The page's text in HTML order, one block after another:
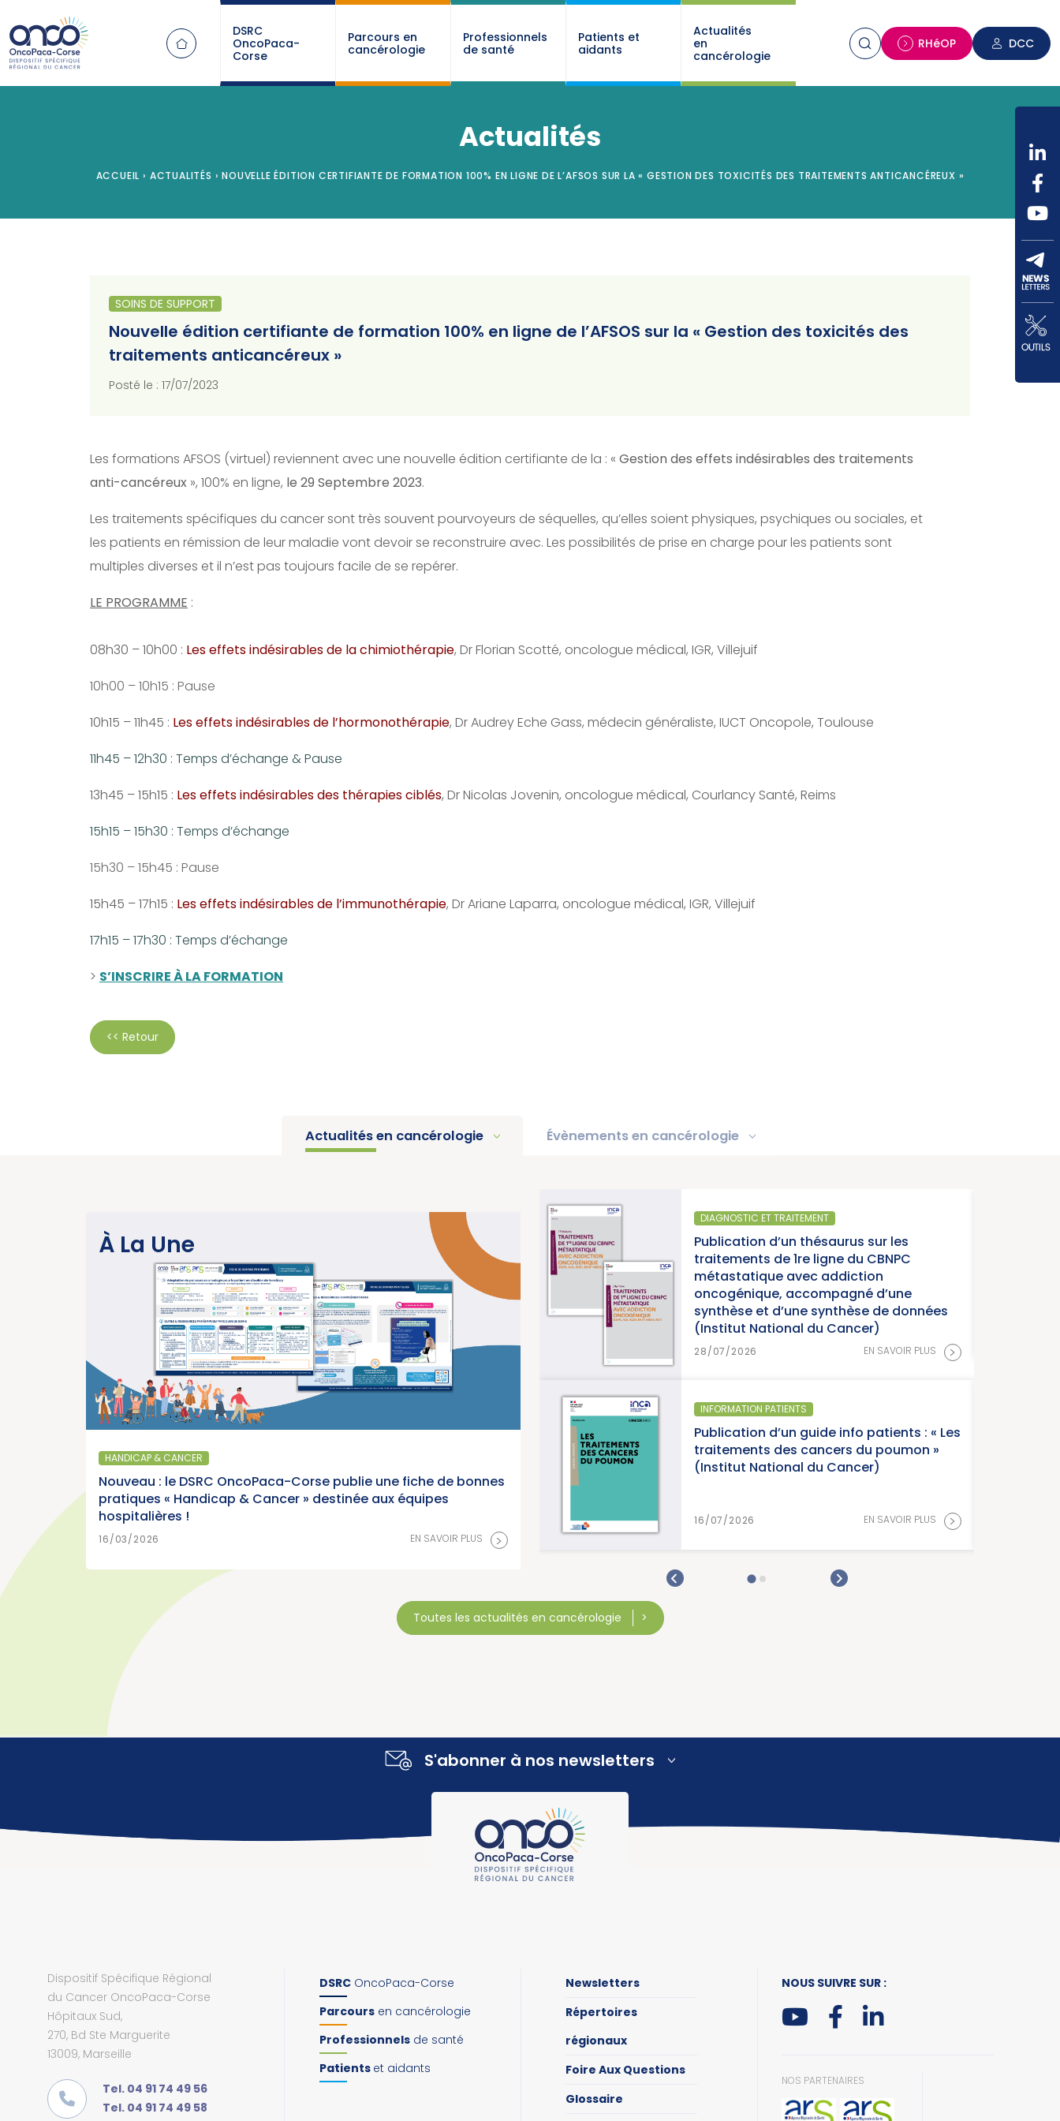
DSRC
OncoPaca-
Corse
Parcours en
cancérologie
Professionnels
de santé
Patients et
aidants
Actualités
en
cancérologie
RHéOP DCC
Actualités
ACCUEIL › ACTUALITÉS › NOUVELLE ÉDITION CERTIFIANTE DE FORMATION 100% EN LIGNE DE L’AFSOS SUR LA « GESTION DES TOXICITÉS DES TRAITEMENTS ANTICANCÉREUX »
SOINS DE SUPPORT
Nouvelle édition certifiante de formation 100% en ligne de l’AFSOS sur la « Gestion des toxicités des
traitements anticancéreux »
Posté le : 17/07/2023
Les formations AFSOS (virtuel) reviennent avec une nouvelle édition certifiante de la : « Gestion des effets indésirables des traitements
anti-cancéreux », 100% en ligne, le 29 Septembre 2023.
Les traitements spécifiques du cancer sont très souvent pourvoyeurs de séquelles, qu’elles soient physiques, psychiques ou sociales, et
les patients en rémission de leur maladie vont devoir se reconstruire avec. Les possibilités de prise en charge pour les patients sont
multiples diverses et il n’est pas toujours facile de se repérer.
LE PROGRAMME :
08h30 – 10h00 : Les effets indésirables de la chimiothérapie, Dr Florian Scotté, oncologue médical, IGR, Villejuif
10h00 – 10h15 : Pause
10h15 – 11h45 : Les effets indésirables de l’hormonothérapie, Dr Audrey Eche Gass, médecin généraliste, IUCT Oncopole, Toulouse
11h45 – 12h30 : Temps d’échange & Pause
13h45 – 15h15 : Les effets indésirables des thérapies ciblés, Dr Nicolas Jovenin, oncologue médical, Courlancy Santé, Reims
15h15 – 15h30 : Temps d’échange
15h30 – 15h45 : Pause
15h45 – 17h15 : Les effets indésirables de l’immunothérapie, Dr Ariane Laparra, oncologue médical, IGR, Villejuif
17h15 – 17h30 : Temps d’échange
> S’INSCRIRE À LA FORMATION
<< Retour
Actualités en cancérologie Évènements en cancérologie
À La Une
HANDICAP & CANCER
Nouveau : le DSRC OncoPaca-Corse publie une fiche de bonnes
pratiques « Handicap & Cancer » destinée aux équipes
hospitalières !
16/03/2026 EN SAVOIR PLUS >
Parution du rapport d’activité 2025 « Une
année charnière pour la lutte contre les
cancers » (Institut National du Cancer)
EN SAVOIR PLUS >
SANTÉ PUBLIQUE - ÉPIDÉMIOLOGIE
Parution du panorama des cancers en
France, édition 2026 (Institut National du
Cancer)
15/07/2026
DIAGNOSTIC ET TRAITEMENT
Publication d’un thésaurus sur les
traitements de 1re ligne du CBNPC
métastatique avec addiction
oncogénique, accompagné d’une
synthèse et d’une synthèse de données
(Institut National du Cancer)
EN SAVOIR PLUS
INFORMATION PATIENTS
Publication d’un guide info patients : « Les
traitements des cancers du poumon »
(Institut National du Cancer)
16/07/2026 EN SAVOIR PLUS
Toutes les actualités en cancérologie
S'abonner à nos newsletters
Dispositif Spécifique Régional
du Cancer OncoPaca-Corse
Hôpitaux Sud,
270, Bd Ste Marguerite
13009, Marseille
Tel. 04 91 74 49 56
Tel. 04 91 74 49 58
DSRC OncoPaca-Corse
Parcours en cancérologie
Professionnels de santé
Patients et aidants
Newsletters
Répertoires
régionaux
Foire Aux Questions
Glossaire
NOUS SUIVRE SUR :
NOS PARTENAIRES